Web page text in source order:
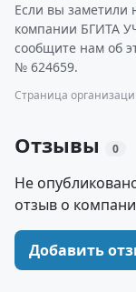
Если вы заметили
компании БГИТА
сообщите нам об
№ 624659.
Страница
Отзывы 0
Не
отзыв о
Добавить